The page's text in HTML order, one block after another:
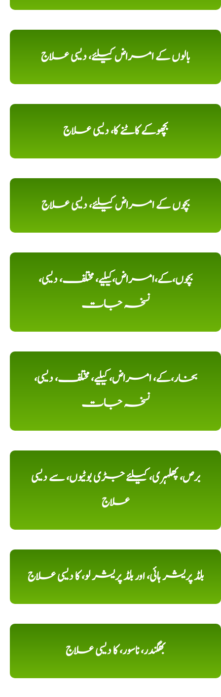
بالوں کے امراض کیلئے، دیسی علاج
بچھوکے کاٹنے کا، دیسی علاج
بچوں کے امراض کیلئے، دیسی علاج
بچوں،کے،امراض،کیلیے، مختلف، دیسی،
نسخہ جات
بخار،کے، امراض، کیلیے، مختلف، دیسی،
نسخہ جات
برص، پھلہری، کیلئے جڑی بوٹیوں، سے دیسی
علاج
بلڈ پریشر ہائی، اور بلڈ پریشر لو، کا دیسی علاج
بھگندر، ناسور، کا دیسی علاج